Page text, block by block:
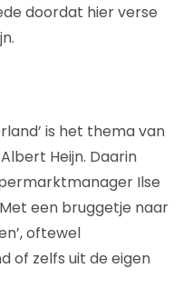
doordat hier verse
is het thema van
Heijn. Daarin
Ilse
een bruggetje naar
oftewel
of zelfs uit de eigen